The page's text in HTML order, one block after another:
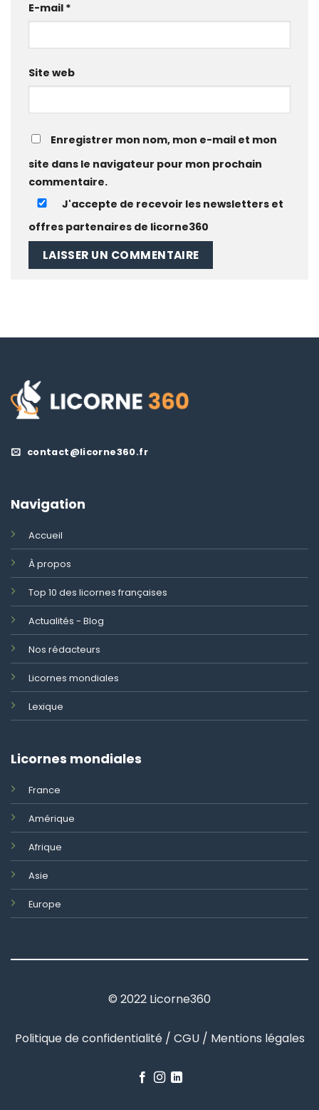
E-mail *
Site web
Enregistrer mon nom, mon e-mail et mon
site dans le navigateur pour mon prochain
commentaire.
J'accepte de recevoir les newsletters et
offres partenaires de licorne360
contact@licorne360.fr
Navigation
Accueil
À propos
Top 10 des licornes françaises
Actualités - Blog
Nos rédacteurs
Licornes mondiales
Lexique
Licornes mondiales
France
Amérique
Afrique
Asie
Europe
© 2022 Licorne360
Politique de confidentialité / CGU / Mentions légales